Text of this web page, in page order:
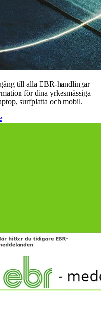
till alla EBR-handlingar
för dina yrkesmässiga
surfplatta och mobil.